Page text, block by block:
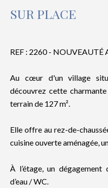
SUR PLACE
REF : 2260 - NOUVEAUTÉ
Au cœur d'un village
découvrez cette
terrain de 127 m².
Elle offre au rez-de-
cuisine ouverte aménagée,
À l’étage, un
d’eau / WC.